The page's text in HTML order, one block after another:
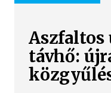
Aszfaltos
távhő: